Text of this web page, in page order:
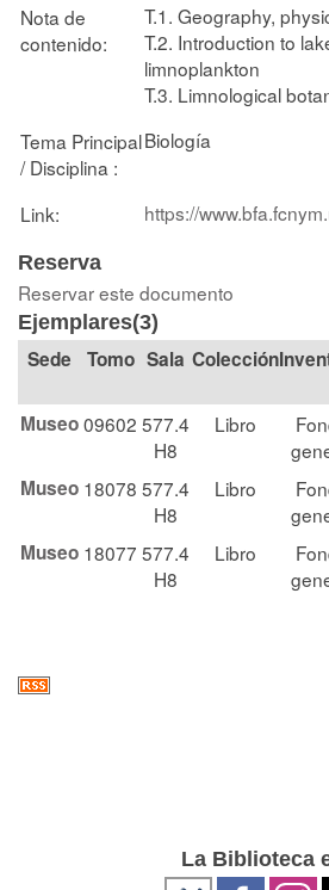
Nota de
contenido:
T.1. Geography,
T.2. Introduction to
limnoplankton
T.3. Limnological
Tema Principal
/ Disciplina :
Biología
Link: https://
Reserva
Reservar este documento
Ejemplares(3)
Tomo Sala Colección
Museo09602 577.4
H8
Libro
Museo 18078 577.4
H8
Libro
Museo 18077 577.4
H8
Libro
La Biblioteca